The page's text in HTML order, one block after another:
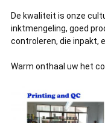
PRODUCTEN
De kwaliteit is onze
inktmengeling, goed
controleren, die inpakt,
Warm onthaal uw het